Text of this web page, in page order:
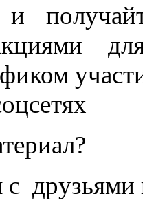
и
друзьями